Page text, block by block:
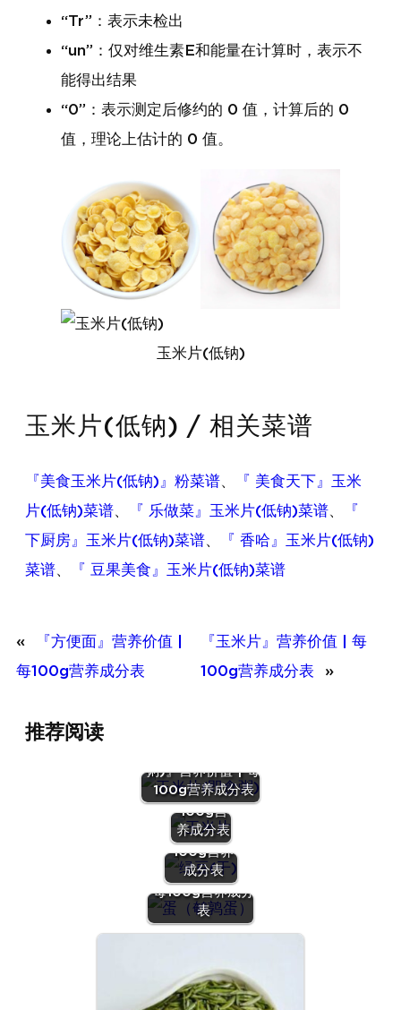
“Tr”：表示未检出
“un”：仅对维生素E和能量在计算时，表示不
能得出结果
“0”：表示测定后修约的 0 值，计算后的 0
值，理论上估计的 0 值。
玉米片(低钠)
玉米片(低钠) / 相关菜谱
『美食玉米片(低钠)』粉菜谱、
『 美食天下』玉米
片(低钠)菜谱、 『 乐做菜』玉米片(低钠)菜谱、
『
下厨房』玉米片(低钠)菜谱、
『 香哈』玉米片(低钠)
菜谱、 『 豆果美食』玉米片(低钠)菜谱
«
『方便面』营养价值 |
每100g营养成分表
『玉米片』营养价值 | 每
100g营养成分表
»
推荐阅读
粥)』营养价值 | 每
100g营养成分表
片』营养
价值 | 每
100g营
养成分表
『绿豆
(干)』营养
价值 | 每
100g营养
成分表
『蛋（鹌鹑
蛋）』营养价值 |
每100g营养成分
表